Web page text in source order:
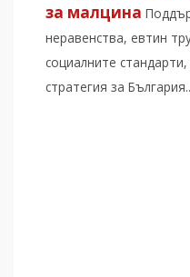
за малцина
неравенства, евтин
социалните
стратегия за